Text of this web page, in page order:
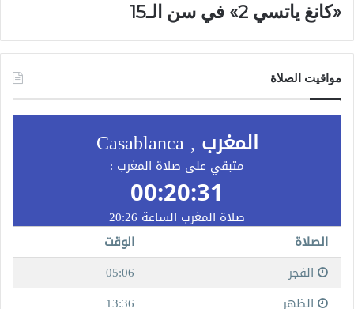
«كانغ ياتسي 2» في سن الـ15
مواقيت الصلاة